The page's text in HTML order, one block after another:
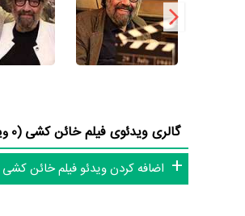
می‌دهد بازیگران خائن کشی عمدتا از
داستان فیلم خائن کشی
در خلاصه داستانی که یا از سوی تیم
در فضایی گانگستری می‌خواهند سر نخ
گالری ویدئوی فیلم خائن کشی (0 ویدئو)
اضافه کردن ویدئو فیلم خائن کشی